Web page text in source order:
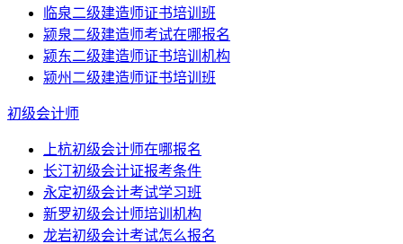
临泉二级建造师证书培训班
颍泉二级建造师考试在哪报名
颍东二级建造师证书培训机构
颍州二级建造师证书培训班
初级会计师
上杭初级会计师在哪报名
长汀初级会计证报考条件
永定初级会计考试学习班
新罗初级会计师培训机构
龙岩初级会计考试怎么报名